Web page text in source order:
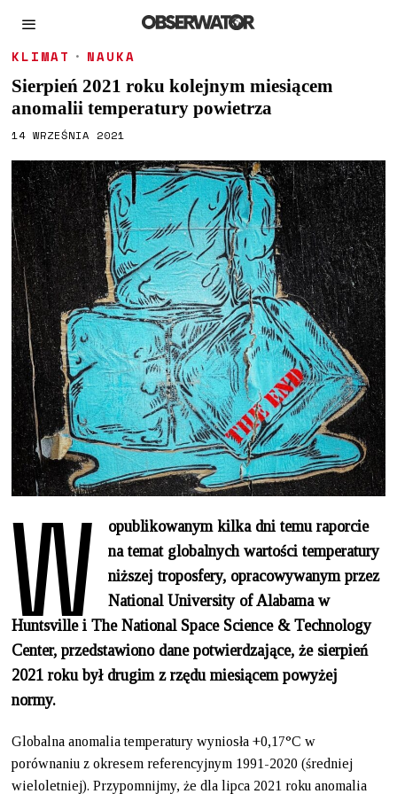
KLIMAT · NAUKA
Sierpień 2021 roku kolejnym miesiącem
anomalii temperatury powietrza
14 WRZEŚNIA 2021
W
opublikowanym kilka dni temu raporcie
na temat globalnych wartości temperatury
niższej troposfery, opracowywanym przez
National University of Alabama w
Huntsville i The National Space Science & Technology
Center, przedstawiono dane potwierdzające, że sierpień
2021 roku był drugim z rzędu miesiącem powyżej
normy.
Globalna anomalia temperatury wyniosła +0,17°C w
porównaniu z okresem referencyjnym 1991-2020 (średniej
wieloletniej). Przypomnijmy, że dla lipca 2021 roku anomalia